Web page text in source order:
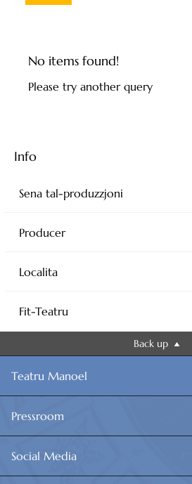
No items found!
Please try another query
Info
Sena tal-produzzjoni
Producer
Localita
Fit-Teatru
Back up
Teatru Manoel
Pressroom
Social Media